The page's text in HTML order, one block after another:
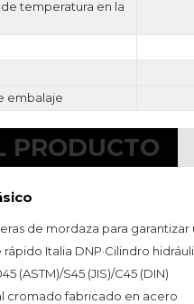
temperatura en la
embalaje
PRODUCTO
de mordaza para
rápido Italia DNP·Cilindro
(ASTM)/S45 (JIS)/C45 (DIN)
cromado fabricado en acero